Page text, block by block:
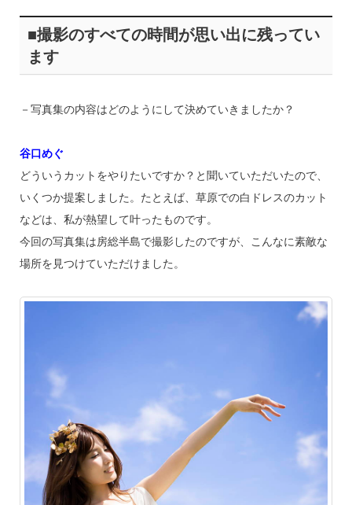
■撮影のすべての時間が思い出に残ってい
ます
－写真集の内容はどのようにして決めていきましたか？
谷口めぐ
どういうカットをやりたいですか？と聞いていただいたので、
いくつか提案しました。たとえば、草原での白ドレスのカット
などは、私が熱望して叶ったものです。
今回の写真集は房総半島で撮影したのですが、こんなに素敵な
場所を見つけていただけました。